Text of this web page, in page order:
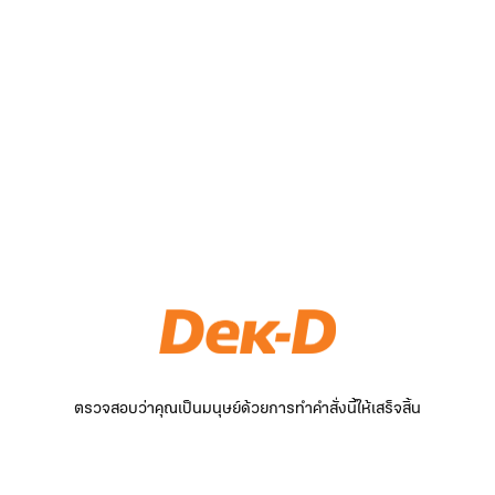
ตรวจสอบว่าคุณเป็นมนุษย์ด้วยการทำคำสั่งนี้ให้เสร็จสิ้น